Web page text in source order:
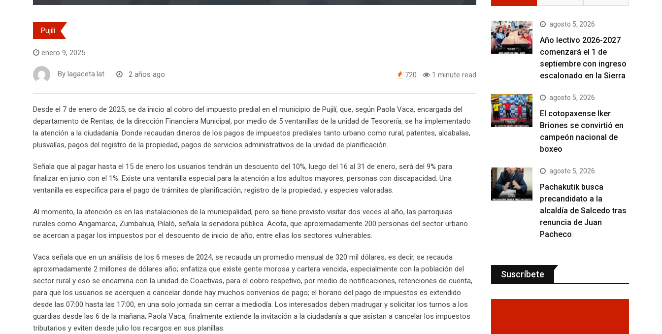
Pujilí
enero 9, 2025
By lagaceta.lat 2 años ago 720 1 minute read
Desde el 7 de enero de 2025, se da inicio al cobro del impuesto predial en el municipio de Pujilí, que, según Paola Vaca, encargada del
departamento de Rentas, de la dirección Financiera Municipal, por medio de 5 ventanillas de la unidad de Tesorería, se ha implementado
la atención a la ciudadanía. Donde recaudan dineros de los pagos de impuestos prediales tanto urbano como rural, patentes, alcabalas,
plusvalías, pagos del registro de la propiedad, pagos de servicios administrativos de la unidad de planificación.
Señala que al pagar hasta el 15 de enero los usuarios tendrán un descuento del 10%, luego del 16 al 31 de enero, será del 9% para
finalizar en junio con el 1%. Existe una ventanilla especial para la atención a los adultos mayores, personas con discapacidad. Una
ventanilla es específica para el pago de trámites de planificación, registro de la propiedad, y especies valoradas.
Al momento, la atención es en las instalaciones de la municipalidad, pero se tiene previsto visitar dos veces al año, las parroquias
rurales como Angamarca, Zumbahua, Pilaló, señala la servidora pública. Acota, que aproximadamente 200 personas del sector urbano
se acercan a pagar los impuestos por el descuento de inicio de año, entre ellas los sectores vulnerables.
Vaca señala que en un análisis de los 6 meses de 2024, se recauda un promedio mensual de 320 mil dólares, es decir, se recauda
aproximadamente 2 millones de dólares año; enfatiza que existe gente morosa y cartera vencida, especialmente con la población del
sector rural y eso se encamina con la unidad de Coactivas, para el cobro respetivo, por medio de notificaciones, retenciones de cuenta,
para que los usuarios se acerquen a cancelar donde hay muchos convenios de pago; el horario del pago de impuestos es extendido
desde las 07:00 hasta las 17:00, en una solo jornada sin cerrar a mediodía. Los interesados deben madrugar y solicitar los turnos a los
guardias desde las 6 de la mañana; Paola Vaca, finalmente extiende la invitación a la ciudadanía a que asistan a cancelar los impuestos
tributarios y eviten desde julio los recargos en sus planillas.
agosto 5, 2026
Año lectivo 2026-2027
comenzará el 1 de
septiembre con ingreso
escalonado en la Sierra
agosto 5, 2026
El cotopaxense Iker
Briones se convirtió en
campeón nacional de
boxeo
agosto 5, 2026
Pachakutik busca
precandidato a la
alcaldía de Salcedo tras
renuncia de Juan
Pacheco
Suscríbete